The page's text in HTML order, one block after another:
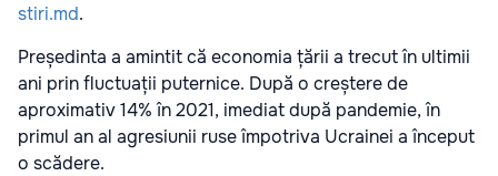
stiri.md.
Președinta a amintit că economia țării a trecut în ultimii
ani prin fluctuații puternice. După o creștere de
aproximativ 14% în 2021, imediat după pandemie, în
primul an al agresiunii ruse împotriva Ucrainei a început
o scădere.